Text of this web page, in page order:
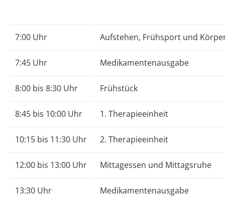
7:00 Uhr Aufstehen, Frühsport und
7:45 Uhr Medikamentenausgabe
8:00 bis 8:30 Uhr Frühstück
8:45 bis 10:00 Uhr 1. Therapieeinheit
10:15 bis 11:30 Uhr 2. Therapieeinheit
12:00 bis 13:00 Uhr Mittagessen und Mittagsruhe
13:30 Uhr Medikamentenausgabe